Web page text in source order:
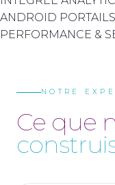
ANDROID
PERFORMANCE &
NOTRE
Ce que